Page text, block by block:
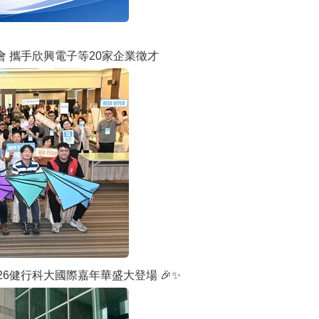
攜手欣興電子等20家企業徵才
健行科大國際嘉年華盛大登場 🎉✨